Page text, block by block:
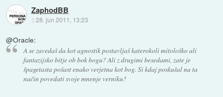
ZaphodBB
::28. jun 2011, 13:23
@Oracle:
A se zavedaš da kot agnostik postavljaš katerokoli mitološko ali
fantazijsko bitje ob bok bogu? Ali z drugimi besedami, zate je
špagetasta pošast enako verjetna kot bog. Si kdaj poskušal na ta
način povedati svoje mnenje verniku?